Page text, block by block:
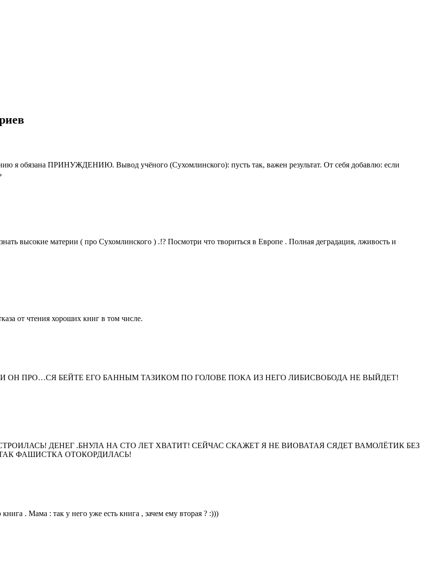
я обязана ПРИНУЖДЕНИЮ. Вывод учёного (Сухомлинского): пусть так, важен результат. От себя добавлю: если
высокие материи ( про Сухомлинского ) .!? Посмотри что твориться в Европе . Полная деградация, лживость и
от чтения хороших книг в том числе.
ОН ПРО…СЯ БЕЙТЕ ЕГО БАННЫМ ТАЗИКОМ ПО ГОЛОВЕ ПОКА ИЗ НЕГО ЛИБИСВОБОДА НЕ ВЫЙДЕТ!
ДЕНЕГ .БНУЛА НА СТО ЛЕТ ХВАТИТ! СЕЙЧАС СКАЖЕТ Я НЕ ВИОВАТАЯ СЯДЕТ ВАМОЛЁТИК БЕЗ
ФАШИСТКА ОТОКОРДИЛАСЬ!
. Мама : так у него уже есть книга , зачем ему вторая ? :)))